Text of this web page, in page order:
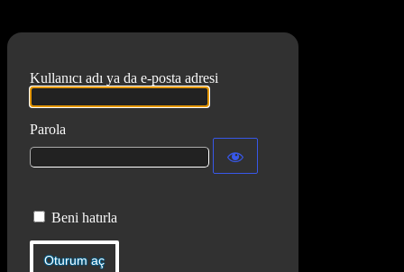
Kullanıcı adı ya da e-posta adresi
Parola
Beni hatırla